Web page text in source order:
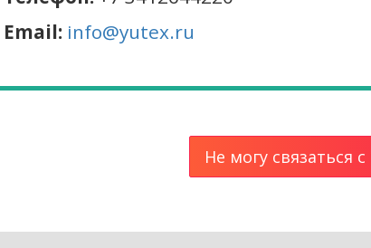
Email: info@yutex.ru
Не могу связаться